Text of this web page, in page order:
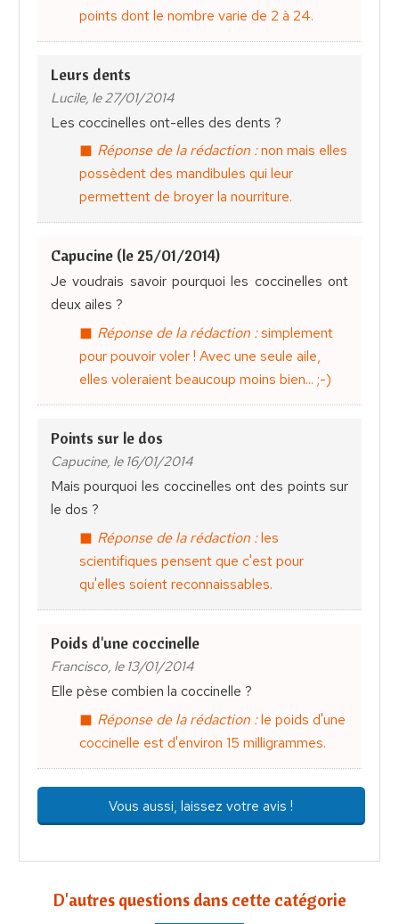
points dont le nombre varie de 2 à 24.
Leurs dents
Lucile, le 27/01/2014
Les coccinelles ont-elles des dents ?
Réponse de la rédaction :non mais elles
possèdent des mandibules qui leur
permettent de broyer la nourriture.
Capucine (le 25/01/2014)
Je voudrais savoir pourquoi les coccinelles ont
deux ailes ?
Réponse de la rédaction :simplement
pour pouvoir voler ! Avec une seule aile,
elles voleraient beaucoup moins bien... ;-)
Points sur le dos
Capucine, le 16/01/2014
Mais pourquoi les coccinelles ont des points sur
le dos ?
Réponse de la rédaction :les
scientifiques pensent que c'est pour
qu'elles soient reconnaissables.
Poids d'une coccinelle
Francisco, le 13/01/2014
Elle pèse combien la coccinelle ?
Réponse de la rédaction :le poids d'une
coccinelle est d'environ 15 milligrammes.
Vous aussi, laissez votre avis !
D'autres questions dans cette catégorie